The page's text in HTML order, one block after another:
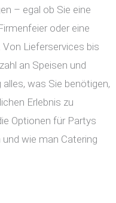
– egal ob Sie eine
oder eine
Lieferservices bis
an Speisen und
was Sie benötigen,
Erlebnis zu
Optionen für Partys
wie man Catering